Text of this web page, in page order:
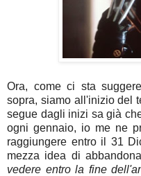
Ora, come ci sta
sopra, siamo all'inizio del
segue dagli inizi sa già
ogni gennaio, io me ne
raggiungere entro il 31
mezza idea di
vedere entro la fine